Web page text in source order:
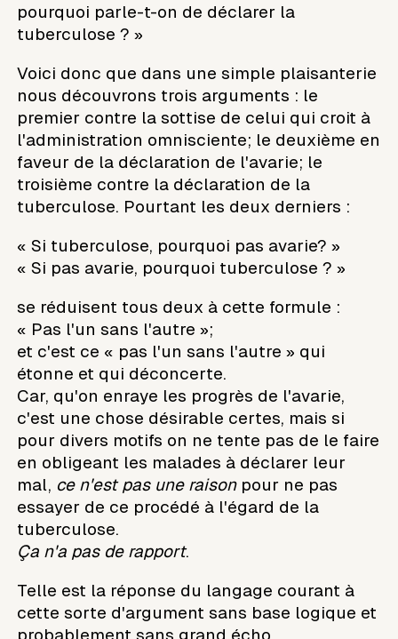
pourquoi parle-t-on de déclarer la
tuberculose ? »
Voici donc que dans une simple plaisanterie
nous découvrons trois arguments : le
premier contre la sottise de celui qui croit à
l'administration omnisciente; le deuxième en
faveur de la déclaration de l'avarie; le
troisième contre la déclaration de la
tuberculose. Pourtant les deux derniers :
« Si tuberculose, pourquoi pas avarie? »
« Si pas avarie, pourquoi tuberculose ? »
se réduisent tous deux à cette formule :
« Pas l'un sans l'autre »;
et c'est ce « pas l'un sans l'autre » qui
étonne et qui déconcerte.
Car, qu'on enraye les progrès de l'avarie,
c'est une chose désirable certes, mais si
pour divers motifs on ne tente pas de le faire
en obligeant les malades à déclarer leur
mal, ce n'est pas une raisonpour ne pas
essayer de ce procédé à l'égard de la
tuberculose.
Ça n'a pas de rapport.
Telle est la réponse du langage courant à
cette sorte d'argument sans base logique et
probablement sans grand écho